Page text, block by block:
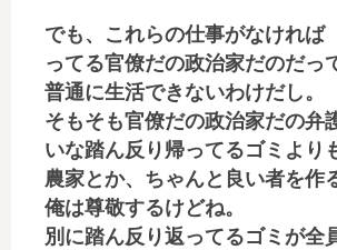
でも、これらの仕事がなけれ
ってる官僚だの政治家だのだっ
普通に生活できないわけだし。
そもそも官僚だの政治家だの弁
いな踏ん反り帰ってるゴミより
農家とか、ちゃんと良い者を作
俺は尊敬するけどね。
別に踏ん反り返ってるゴミが全